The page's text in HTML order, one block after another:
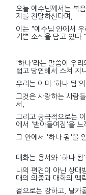
오늘 예수님께서는 복
지를 전달하신다며,
이는 "예수님 안에서
기쁜 소식을 담고 있다
'하나'라는 말씀이 우리
럽고 당연해서 스쳐 지
우리는 이미 '하나 됨'
그것은 사랑하는 사람
서,
그리고 궁극적으로는
에서 '받아들여짐'을 느
그 안에서 '하나 됨'을
대화는 용서와 '하나 됨
나의 편견이 아닌 상대
대의 의중과 대화의 맥
겉으로는 강하고, 날카